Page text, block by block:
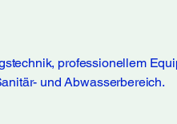
professionellem
und Abwasserbereich.